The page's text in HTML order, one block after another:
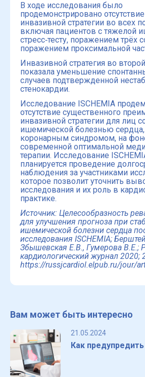
В ходе исследования было
продемонстрировано
инвазивной стратегии во всех
включая пациентов с тяжелой
стресс‑тесту, поражением трёх
поражением проксимальной
Инвазивной стратегия во
показала уменьшение
случаев подтвержденной
стенокардии.
Исследование ISCHEMIA
отсутствие существенного
инвазивной стратегии для лиц
ишемической болезнью
коронарным синдромом, на
современной оптимальной
терапии. Исследование
планируется проведение
наблюдения за участниками
которое позволит уточнить
исследования и их роль в
практике.
Источник: Целесообразность
для улучшения прогноза при
ишемической болезни сердца
исследования ISCHEMIA;
Збышевская Е.В., Гумерова В.Е.;
кардиологический журнал 2020;
https://russjcardiol.elpub.ru/jour/
Вам может быть интересно
21.05.2024
Как